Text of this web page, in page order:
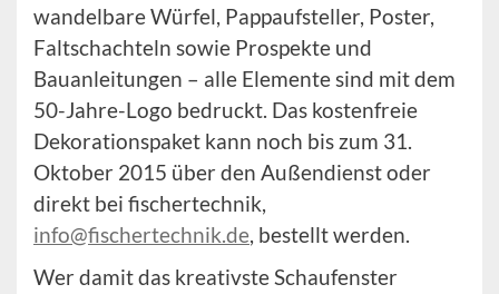
wandelbare Würfel, Pappaufsteller, Poster,
Faltschachteln sowie Prospekte und
Bauanleitungen – alle Elemente sind mit dem
50-Jahre-Logo bedruckt. Das kostenfreie
Dekorationspaket kann noch bis zum 31.
Oktober 2015 über den Außendienst oder
direkt bei fischertechnik,
info@fischertechnik.de, bestellt werden.
Wer damit das kreativste Schaufenster